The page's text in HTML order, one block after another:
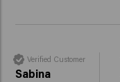
Verified Customer
Sabina